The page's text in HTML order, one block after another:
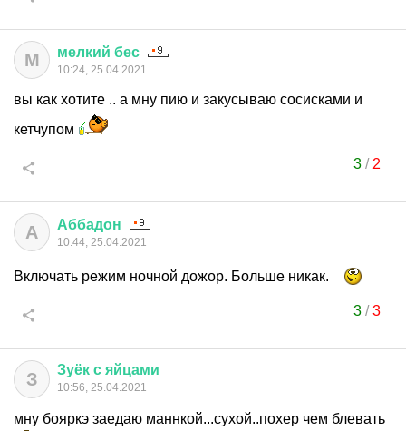
М мелкий бес
10:24, 25.04.2021
вы как хотите .. а мну пию и закусываю сосисками и
кетчупом
3/ 2
А Аббадон
10:44, 25.04.2021
Включать режим ночной дожор. Больше никак.
3/3
З Зуёк с яйцами
10:56, 25.04.2021
мну бояркэ заедаю маннкой...сухой..похер чем блевать